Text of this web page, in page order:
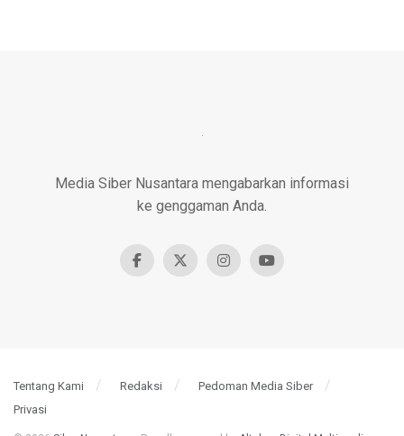
Media Siber Nusantara mengabarkan informasi
ke genggaman Anda.
Tentang Kami Redaksi
Pedoman Media Siber
Privasi